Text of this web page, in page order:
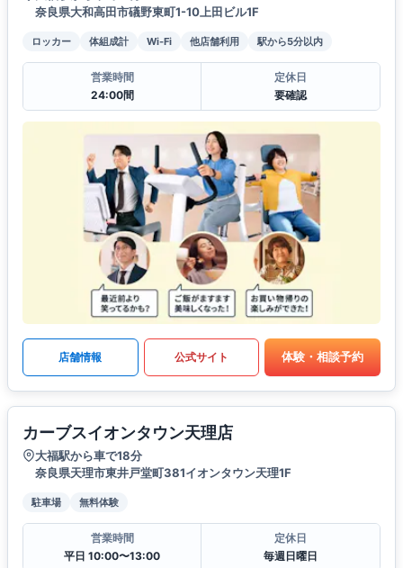
奈良県大和高田市礒野東町1-10上田ビル1F
ロッカー 体組成計 Wi-Fi 他店舗利用 駅から5分以内
営業時間
24:00間
定休日
要確認
店舗情報 公式サイト 体験・相談予約
カーブスイオンタウン天理店
大福駅から車で18分
奈良県天理市東井戸堂町381イオンタウン天理1F
駐車場 無料体験
営業時間
平日 10:00〜13:00
定休日
毎週日曜日